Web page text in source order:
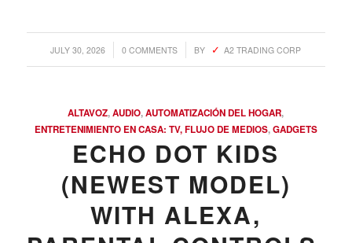
JULY 30, 2026
/ 0 COMMENTS
/ BY A2 TRADING CORP
ALTAVOZ,AUDIO,AUTOMATIZACIÓN DEL HOGAR,
ENTRETENIMIENTO EN CASA: TV, FLUJO DE MEDIOS,GADGETS
ECHO DOT KIDS
(NEWEST MODEL)
WITH ALEXA,